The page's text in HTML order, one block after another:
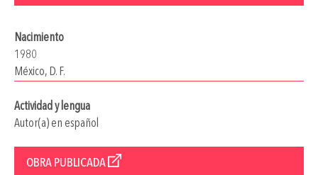
Nacimiento
1980
México, D. F.
Actividad y lengua
Autor(a) en español
OBRA PUBLICADA